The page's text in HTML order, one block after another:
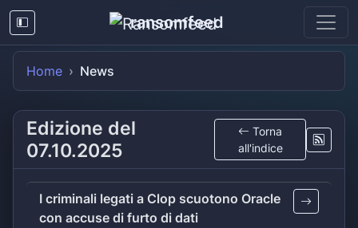
ransomfeed
Home News
Edizione del
07.10.2025
Torna
all'indice
I criminali legati a Clop scuotono Oracle
con accuse di furto di dati